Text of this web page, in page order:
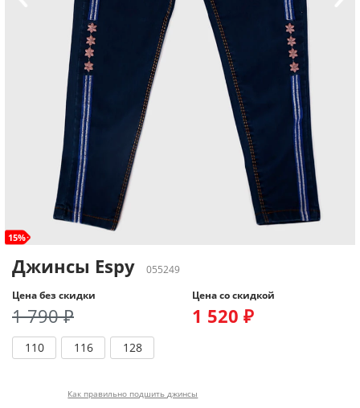
15%
Джинсы Espy
055249
Цена без скидки
1 790 ₽
Цена со скидкой
1 520 ₽
110 116 128
Как правильно подшить джинсы